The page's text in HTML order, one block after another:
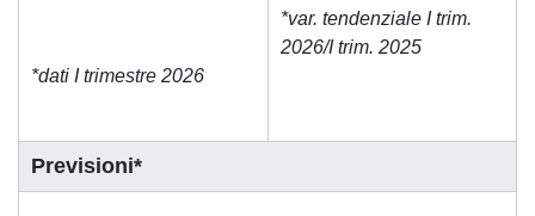
*dati I trimestre 2026
*var. tendenziale I trim.
2026/I trim. 2025
Previsioni*